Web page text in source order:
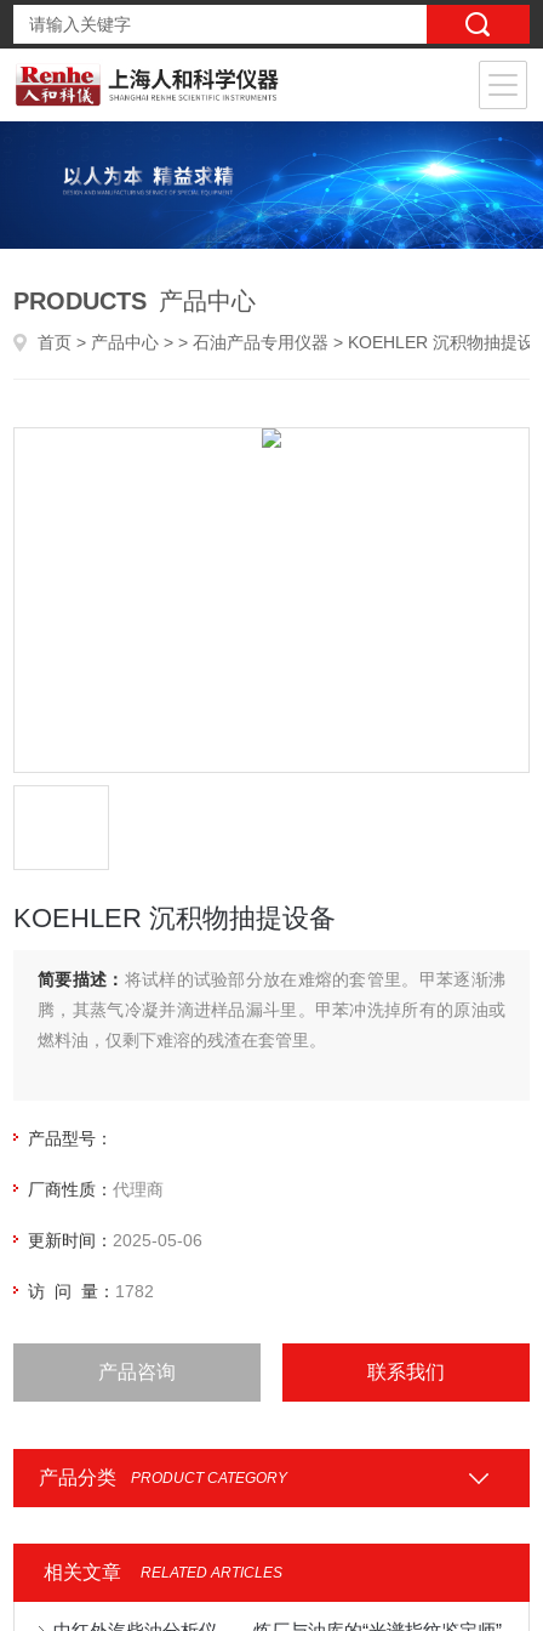
PRODUCTS 产品中心
首页 > 产品中心 > >石油产品专用仪器 > KOEHLER 沉积物抽提设
KOEHLER 沉积物抽提设备
简要描述： 将试样的试验部分放在难熔的套管里。甲苯逐渐沸
腾，其蒸气冷凝并滴进样品漏斗里。甲苯冲洗掉所有的原油或
燃料油，仅剩下难溶的残渣在套管里。
产品型号：
厂商性质：代理商
更新时间： 2025-05-06
访 问 量： 1782
产品咨询 联系我们
产品分类 PRODUCT CATEGORY
相关文章 RELATED ARTICLES